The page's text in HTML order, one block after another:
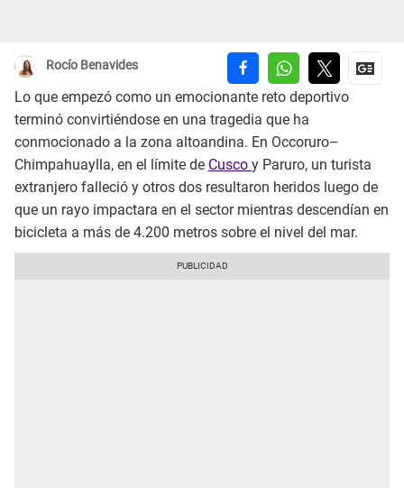
Rocío Benavides
Lo que empezó como un emocionante reto deportivo
terminó convirtiéndose en una tragedia que ha
conmocionado a la zona altoandina. En Occoruro–
Chimpahuaylla, en el límite de Cusco y Paruro, un turista
extranjero falleció y otros dos resultaron heridos luego de
que un rayo impactara en el sector mientras descendían en
bicicleta a más de 4.200 metros sobre el nivel del mar.